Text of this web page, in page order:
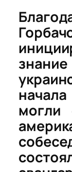
могли